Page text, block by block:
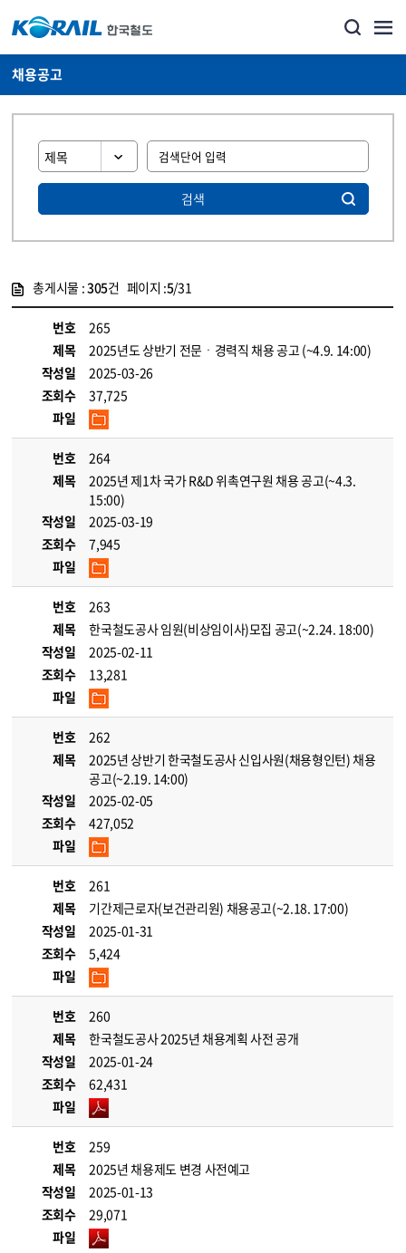
채용공고
검색
총게시물 :305건 페이지 :5/31
번호
265
제목
2025년도 상반기 전문ㆍ경력직 채용 공고 (~4.9. 14:00)
작성일
2025-03-26
조회수
37,725
파일
번호
264
제목
2025년 제1차 국가 R&D 위촉연구원 채용 공고(~4.3.
15:00)
작성일
2025-03-19
조회수
7,945
파일
번호
263
제목
한국철도공사 임원(비상임이사)모집 공고(~2.24. 18:00)
작성일
2025-02-11
조회수
13,281
파일
번호
262
제목
2025년 상반기 한국철도공사 신입사원(채용형인턴) 채용
공고(~2.19. 14:00)
작성일
2025-02-05
조회수
427,052
파일
번호
261
제목
기간제근로자(보건관리원) 채용공고(~2.18. 17:00)
작성일
2025-01-31
조회수
5,424
파일
번호
260
제목
한국철도공사 2025년 채용계획 사전 공개
작성일
2025-01-24
조회수
62,431
파일
번호
259
제목
2025년 채용제도 변경 사전예고
작성일
2025-01-13
조회수
29,071
파일